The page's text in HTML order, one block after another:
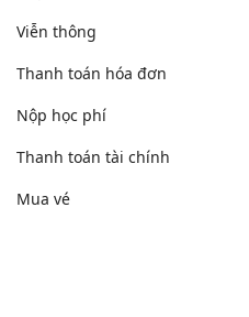
Viễn thông
Thanh toán hóa đơn
Nộp học phí
Thanh toán tài chính
Mua vé